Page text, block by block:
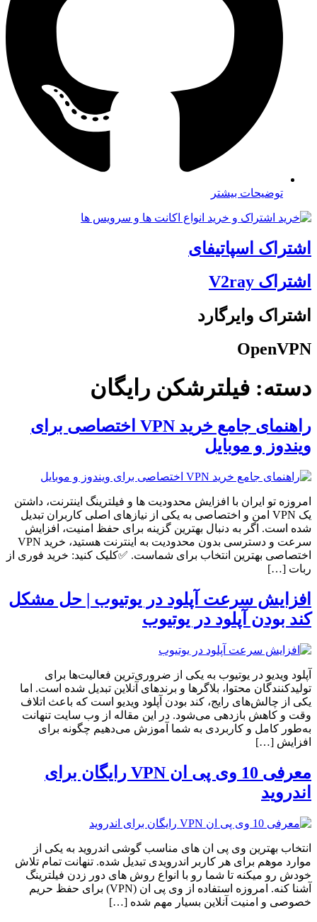
توضیحات بیشتر
اشتراک اسپاتیفای
اشتراک V2ray
اشتراک وایرگارد
OpenVPN
دسته: فیلترشکن رایگان
راهنمای جامع خرید VPN اختصاصی برای
ویندوز و موبایل
امروزه تو ایران با افزایش محدودیت ها و فیلترینگ اینترنت، داشتن
یک VPN امن و اختصاصی به یکی از نیازهای اصلی کاربران تبدیل
شده است. اگر به دنبال بهترین گزینه برای حفظ امنیت، افزایش
سرعت و دسترسی بدون محدودیت به اینترنت هستید، خرید VPN
اختصاصی بهترین انتخاب برای شماست. ✅کلیک کنید: خرید فوری از
ربات […]
افزایش سرعت آپلود در یوتیوب | حل مشکل
کند بودن آپلود در یوتیوب
آپلود ویدیو در یوتیوب به یکی از ضروری‌ترین فعالیت‌ها برای
تولیدکنندگان محتوا، بلاگرها و برندهای آنلاین تبدیل شده است. اما
یکی از چالش‌های رایج، کند بودن آپلود ویدیو است که باعث اتلاف
وقت و کاهش بازدهی می‌شود. در این مقاله از وب سایت تنهانت
به‌طور کامل و کاربردی به شما آموزش می‌دهیم چگونه برای
افزایش […]
معرفی 10 وی پی ان VPN رایگان برای
اندروید
انتخاب بهترین وی پی ان های مناسب گوشی اندروید به یکی از
موارد موهم برای هر کاربر اندرویدی تبدیل شده. تنهانت تمام تلاش
خودش رو میکنه تا شما رو با انواع روش های دور زدن فیلترینگ
آشنا کنه. امروزه استفاده از وی پی ان (VPN) برای حفظ حریم
خصوصی و امنیت آنلاین بسیار مهم شده […]